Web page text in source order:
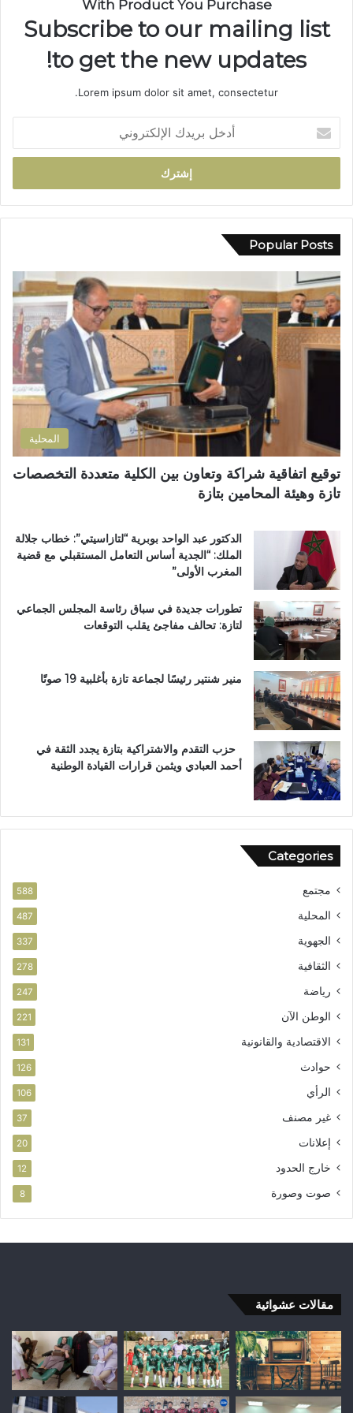
ي
ق
ر
م
ا
ل
إ
د
ا
ر
ا
ب
ي
ت
ج
ب
و
س
ا
م
ا
ل
ا
س
ت
ح
ق
ا
و
ن
With Product You Purchase
Subscribe to our mailing list
to get the new updates!
Lorem ipsum dolor sit amet, consectetur.
خ
ب
ر
ك
ا
ل
إ
ل
ك
Popular Posts
المحلية
توقيع اتفاقية شراكة وتعاون بين الكلية متعددة التخصصات
تازة وهيئة المحامين بتازة
الدكتور عبد الواحد بوبرية “لتازاسيتي”: خطاب جلالة
الملك: “الجدية أساس التعامل المستقبلي مع قضية
المغرب الأولى”
تطورات جديدة في سباق رئاسة المجلس الجماعي
لتازة: تحالف مفاجئ يقلب التوقعات
منير شنتير رئيسًا لجماعة تازة بأغلبية 19 صوتًا
حزب التقدم والاشتراكية بتازة يجدد الثقة في
أحمد العبادي ويثمن قرارات القيادة الوطنية
Categories
مجتمع 588
المحلية 487
الجهوية 337
الثقافية 278
رياضة 247
الوطن الآن 221
الاقتصادية والقانونية 131
حوادث 126
الرأي 106
غير مصنف 37
إعلانات 20
خارج الحدود 12
صوت وصورة 8
مقالات عشوائية